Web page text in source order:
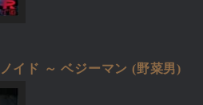
イド ～ ベジーマン (野菜男)